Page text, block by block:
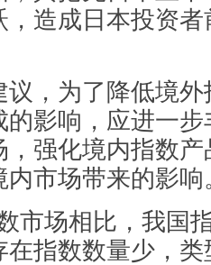
，造成日本投资
，为了降低境外
的影响，应进一
，强化境内指数
内市场带来的影响
场相比，我国
在指数数量少，